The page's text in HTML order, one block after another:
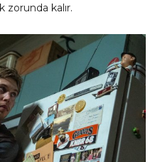
zorunda kalır.